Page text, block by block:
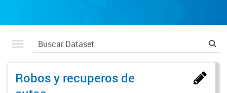
Robos y recuperos de